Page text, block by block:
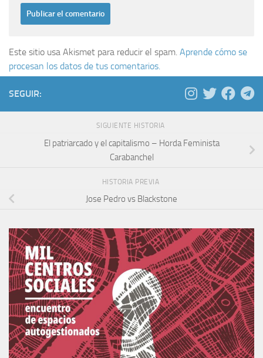
Este sitio usa Akismet para reducir el spam. Aprende cómo se
procesan los datos de tus comentarios.
SEGUIR:
SIGUIENTE HISTORIA
El patriarcado y el capitalismo – Horda Feminista
Carabanchel
HISTORIA PREVIA
Jose Pedro vs Blackstone